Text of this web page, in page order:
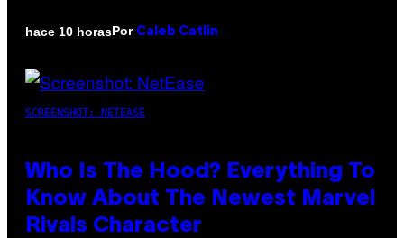
hace 10 horasPor Caleb Catlin
SCREENSHOT: NETEASE
Who Is The Hood? Everything To
Know About The Newest Marvel
Rivals Character